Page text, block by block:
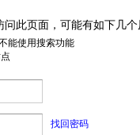
此页面，可能有如下几个
能使用搜索功能
找回密码